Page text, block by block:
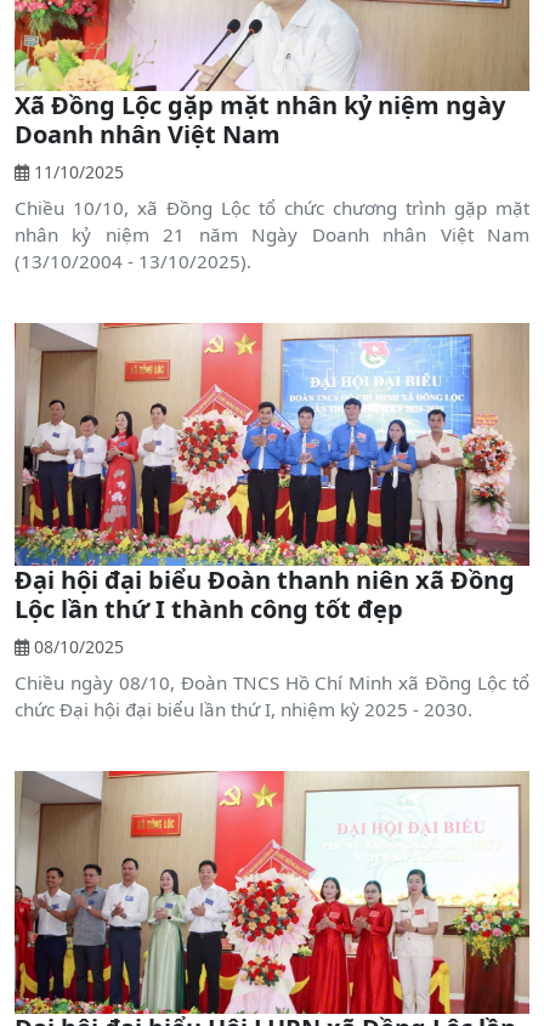
Xã Đồng Lộc gặp mặt nhân kỷ niệm ngày
Doanh nhân Việt Nam
11/10/2025
Chiều 10/10, xã Đồng Lộc tổ chức chương trình gặp mặt
nhân kỷ niệm 21 năm Ngày Doanh nhân Việt Nam
(13/10/2004 - 13/10/2025).
Đại hội đại biểu Đoàn thanh niên xã Đồng
Lộc lần thứ I thành công tốt đẹp
08/10/2025
Chiều ngày 08/10, Đoàn TNCS Hồ Chí Minh xã Đồng Lộc tổ
chức Đại hội đại biểu lần thứ I, nhiệm kỳ 2025 - 2030.